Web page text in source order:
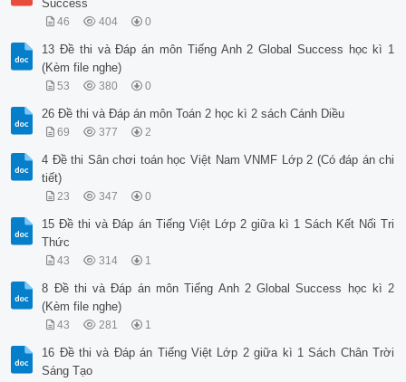
Success
46 404 0
13 Đề thi và Đáp án môn Tiếng Anh 2 Global Success học kì 1
(Kèm file nghe)
53 380 0
26 Đề thi và Đáp án môn Toán 2 học kì 2 sách Cánh Diều
69 377 2
4 Đề thi Sân chơi toán học Việt Nam VNMF Lớp 2 (Có đáp án chi
tiết)
23 347 0
15 Đề thi và Đáp án Tiếng Việt Lớp 2 giữa kì 1 Sách Kết Nối Tri
Thức
43 314 1
8 Đề thi và Đáp án môn Tiếng Anh 2 Global Success học kì 2
(Kèm file nghe)
43 281 1
16 Đề thi và Đáp án Tiếng Việt Lớp 2 giữa kì 1 Sách Chân Trời
Sáng Tạo